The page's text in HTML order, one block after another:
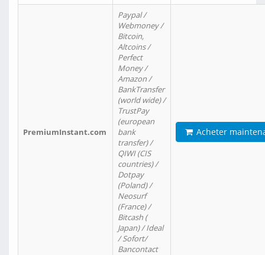
PremiumInstant.com
Paypal /
Webmoney /
Bitcoin,
Altcoins /
Perfect
Money /
Amazon /
BankTransfer
(world wide) /
TrustPay
(european
bank
transfer) /
QIWI (CIS
countries) /
Dotpay
(Poland) /
Neosurf
(France) /
Bitcash (
Japan) / Ideal
/ Sofort/
Bancontact
Acheter